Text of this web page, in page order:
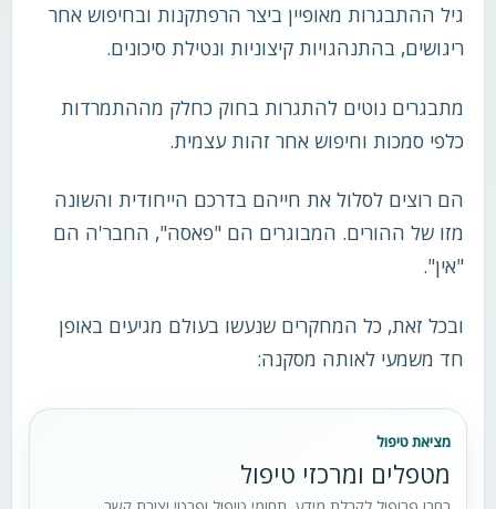
גיל ההתבגרות מאופיין ביצר הרפתקנות ובחיפוש אחר
ריגושים, בהתנהגויות קיצוניות ונטילת סיכונים.
מתבגרים נוטים להתגרות בחוק כחלק מההתמרדות
כלפי סמכות וחיפוש אחר זהות עצמית.
הם רוצים לסלול את חייהם בדרכם הייחודית והשונה
מזו של ההורים. המבוגרים הם "פאסה", החבר'ה הם
"אין".
ובכל זאת, כל המחקרים שנעשו בעולם מגיעים באופן
חד משמעי לאותה מסקנה:
מציאת טיפול
מטפלים ומרכזי טיפול